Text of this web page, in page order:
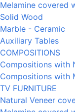
Melamine covered
Solid Wood
Marble - Ceramic
Auxiliary Tables
COMPOSITIONS
Compositions with
Compositions with
TV FURNITURE
Natural Veneer